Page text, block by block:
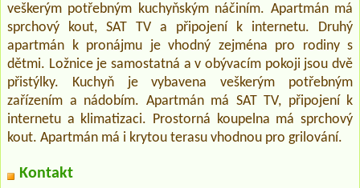
veškerým potřebným kuchyňským náčiním. Apartmán má
sprchový kout, SAT TV a připojení k internetu. Druhý
apartmán k pronájmu je vhodný zejména pro rodiny s
dětmi. Ložnice je samostatná a v obývacím pokoji jsou dvě
přistýlky. Kuchyň je vybavena veškerým potřebným
zařízením a nádobím. Apartmán má SAT TV, připojení k
internetu a klimatizaci. Prostorná koupelna má sprchový
kout. Apartmán má i krytou terasu vhodnou pro grilování.
Kontakt